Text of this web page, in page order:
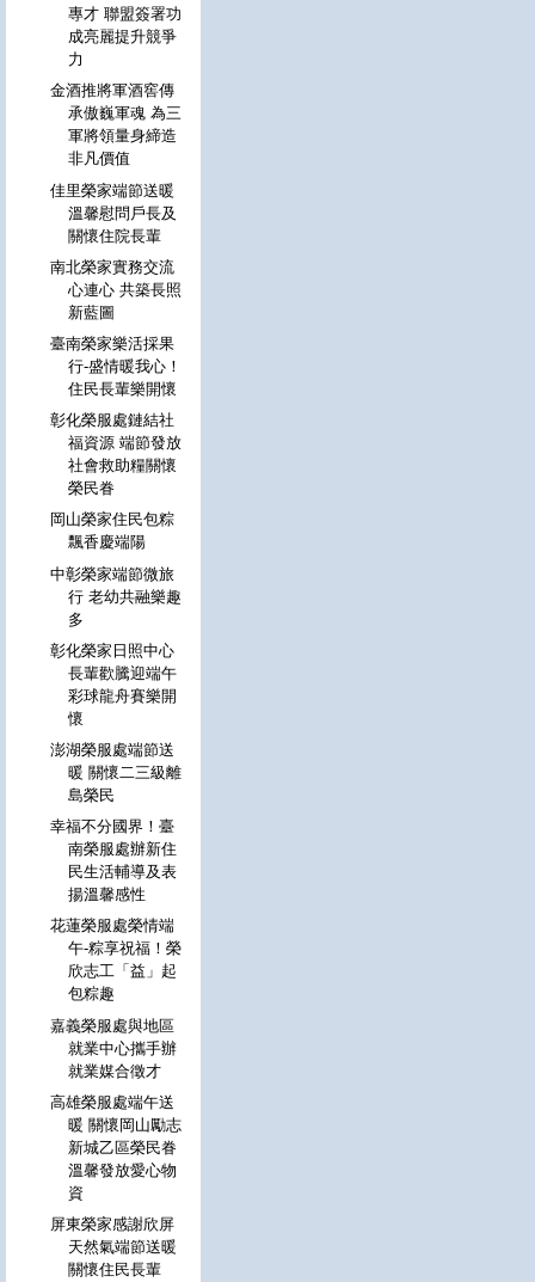
專才 聯盟簽署功
成亮麗提升競爭
力
金酒推將軍酒窖傳
承傲巍軍魂 為三
軍將領量身締造
非凡價值
佳里榮家端節送暖
溫馨慰問戶長及
關懷住院長輩
南北榮家實務交流
心連心 共築長照
新藍圖
臺南榮家樂活採果
行-盛情暖我心！
住民長輩樂開懷
彰化榮服處鏈結社
福資源 端節發放
社會救助糧關懷
榮民眷
岡山榮家住民包粽
飄香慶端陽
中彰榮家端節微旅
行 老幼共融樂趣
多
彰化榮家日照中心
長輩歡騰迎端午
彩球龍舟賽樂開
懷
澎湖榮服處端節送
暖 關懷二三級離
島榮民
幸福不分國界！臺
南榮服處辦新住
民生活輔導及表
揚溫馨感性
花蓮榮服處榮情端
午-粽享祝福！榮
欣志工「益」起
包粽趣
嘉義榮服處與地區
就業中心攜手辦
就業媒合徵才
高雄榮服處端午送
暖 關懷岡山勵志
新城乙區榮民眷
溫馨發放愛心物
資
屏東榮家感謝欣屏
天然氣端節送暖
關懷住民長輩